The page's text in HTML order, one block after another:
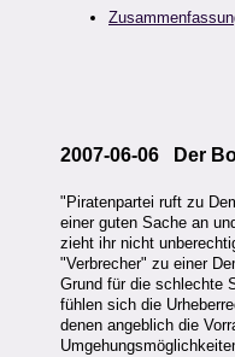
2007-06-06 Der
"Piratenpartei ruft zu
einer guten Sache an
zieht ihr nicht
"Verbrecher" zu einer
Grund für die schlechte
fühlen sich die
denen angeblich die